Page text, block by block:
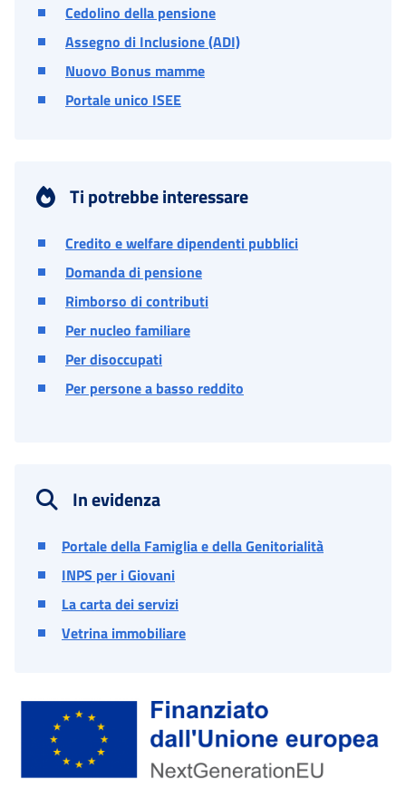
Cedolino della pensione
Assegno di Inclusione (ADI)
Nuovo Bonus mamme
Portale unico ISEE
Ti potrebbe interessare
Credito e welfare dipendenti pubblici
Domanda di pensione
Rimborso di contributi
Per nucleo familiare
Per disoccupati
Per persone a basso reddito
In evidenza
Portale della Famiglia e della Genitorialità
INPS per i Giovani
La carta dei servizi
Vetrina immobiliare